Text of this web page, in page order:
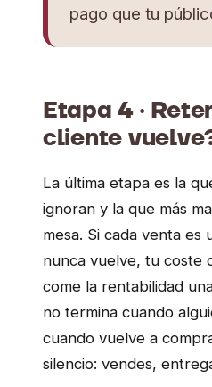
pago que tu
Etapa 4 ·
cliente
La última etapa es la
ignoran y la que más
mesa. Si cada venta es
nunca vuelve, tu coste
come la rentabilidad
no termina cuando
cuando vuelve a
silencio: vendes,